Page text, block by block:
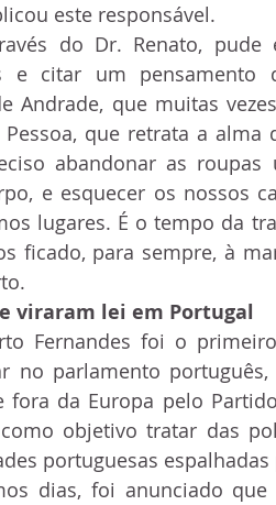
este responsável.
do Dr. Renato,
e citar um pensamento
Andrade, que muitas
Pessoa, que retrata a
abandonar as
e esquecer os nossos
lugares. É o tempo da
ficado, para sempre, à
viraram lei em Portugal
Fernandes foi o
no parlamento
fora da Europa pelo
objetivo tratar das
portuguesas
dias, foi anunciado que